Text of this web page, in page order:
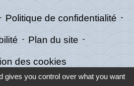
Politique de confidentialité -
- Plan du site -
des cookies
gives you control over what you want